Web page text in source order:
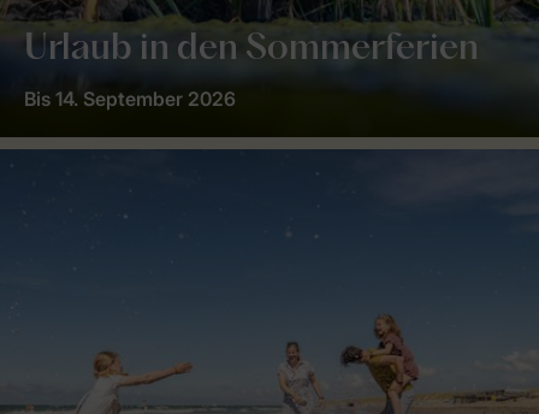
Urlaub in den Sommerferien
Bis 14. September 2026